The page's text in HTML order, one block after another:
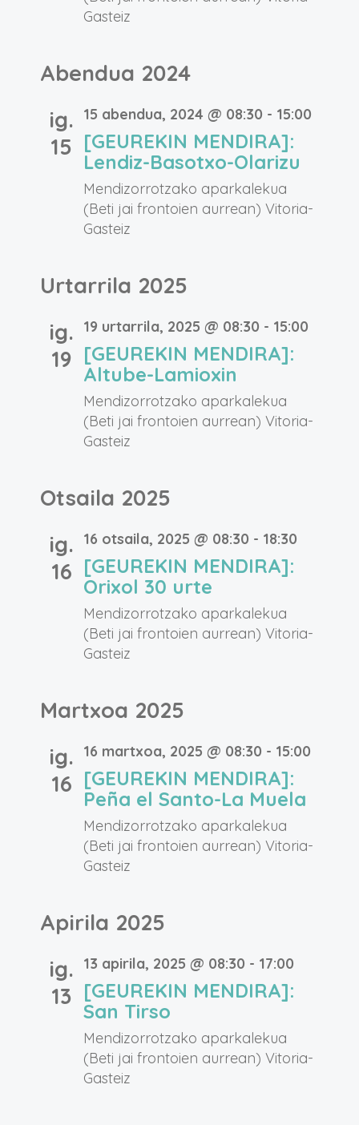
Gasteiz
Abendua 2024
ig.
15
15 abendua, 2024 @ 08:30 - 15:00
[GEUREKIN MENDIRA]:
Lendiz-Basotxo-Olarizu
Mendizorrotzako aparkalekua
(Beti jai frontoien aurrean) Vitoria-
Gasteiz
Urtarrila 2025
ig.
19
19 urtarrila, 2025 @ 08:30 - 15:00
[GEUREKIN MENDIRA]:
Altube-Lamioxin
Mendizorrotzako aparkalekua
(Beti jai frontoien aurrean) Vitoria-
Gasteiz
Otsaila 2025
ig.
16
16 otsaila, 2025 @ 08:30 - 18:30
[GEUREKIN MENDIRA]:
Orixol 30 urte
Mendizorrotzako aparkalekua
(Beti jai frontoien aurrean) Vitoria-
Gasteiz
Martxoa 2025
ig.
16
16 martxoa, 2025 @ 08:30 - 15:00
[GEUREKIN MENDIRA]:
Peña el Santo-La Muela
Mendizorrotzako aparkalekua
(Beti jai frontoien aurrean) Vitoria-
Gasteiz
Apirila 2025
ig.
13
13 apirila, 2025 @ 08:30 - 17:00
[GEUREKIN MENDIRA]:
San Tirso
Mendizorrotzako aparkalekua
(Beti jai frontoien aurrean) Vitoria-
Gasteiz